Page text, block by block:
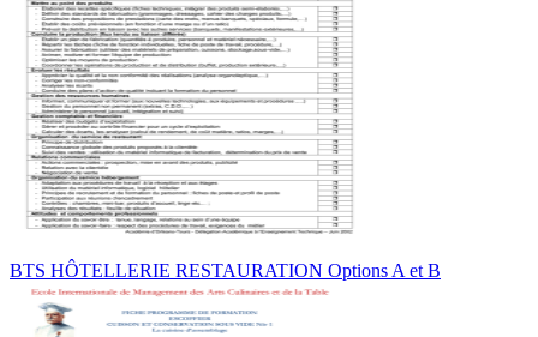
BTS HÔTELLERIE RESTAURATION Options A et B